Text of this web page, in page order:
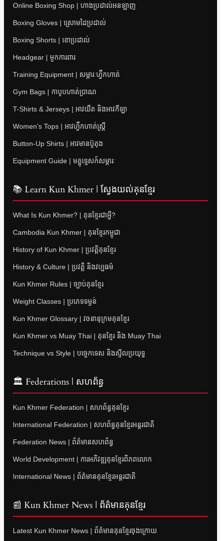
Online Boxing Shop | ហាងប្រដាល់អនឡាញ
Boxing Gloves | ស្រោមដៃប្រដាល់
Boxing Shorts | ខោប្រដាល់
Headgear | មួកការពារ
Training Equipment | សម្ភារៈហ្វឹកហាត់
Gym Bags | កាបូបហាត់ប្រាណ
T-Shirts & Jerseys | អាវយឺត និងអាវកីឡា
Women’s Tops | អាវហ្វឹកហាត់ស្ត្រី
Button-Up Shirts | អាវមានប៊ូតុង
Equipment Guide | មគ្គុទ្ទេសក៍សម្ភារៈ
📚 Learn Kun Khmer | ស្វែងយល់គុនខ្មែរ
What Is Kun Khmer? | គុនខ្មែរជាអ្វី?
Cambodia Kun Khmer | គុនខ្មែរកម្ពុជា
History of Kun Khmer | ប្រវត្តិគុនខ្មែរ
History & Culture | ប្រវត្តិ និងវប្បធម៌
Kun Khmer Rules | ច្បាប់គុនខ្មែរ
Weight Classes | ប្រភេទទម្ងន់
Kun Khmer Glossary | វចនានុក្រមគុនខ្មែរ
Kun Khmer vs Muay Thai | គុនខ្មែរ និង Muay Thai
Technique vs Style | បច្ចេកទេស និងស្ទីលប្រយុទ្ធ
🏛 Federations | សហព័ន្ធ
Kun Khmer Federation | សហព័ន្ធគុនខ្មែរ
International Federation | សហព័ន្ធគុនខ្មែរអន្តរជាតិ
Federation News | ព័ត៌មានសហព័ន្ធ
World Development | ការអភិវឌ្ឍគុនខ្មែរពិភពលោក
International News | ព័ត៌មានគុនខ្មែរអន្តរជាតិ
📰 Kun Khmer News | ព័ត៌មានគុនខ្មែរ
Latest Kun Khmer News | ព័ត៌មានគុនខ្មែរចុងក្រោយ